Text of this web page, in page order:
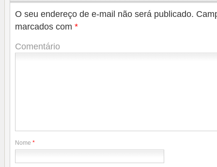
O seu endereço de e-mail não será publicado.
marcados com *
Comentário
Nome *